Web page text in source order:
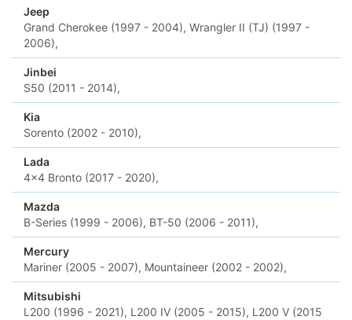
Jeep
Grand Cherokee (1997 - 2004), Wrangler II (TJ) (1997 -
2006),
Jinbei
S50 (2011 - 2014),
Kia
Sorento (2002 - 2010),
Lada
4x4 Bronto (2017 - 2020),
Mazda
B-Series (1999 - 2006), BT-50 (2006 - 2011),
Mercury
Mariner (2005 - 2007), Mountaineer (2002 - 2002),
Mitsubishi
L200 (1996 - 2021), L200 IV (2005 - 2015), L200 V (2015